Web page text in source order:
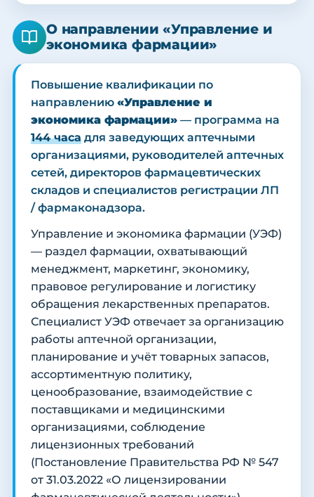
О направлении «Управление и
экономика фармации»
Повышение квалификации по
направлению «Управление и
экономика фармации» — программа на
144 часа для заведующих аптечными
организациями, руководителей аптечных
сетей, директоров фармацевтических
складов и специалистов регистрации ЛП
/ фармаконадзора.
Управление и экономика фармации (УЭФ)
— раздел фармации, охватывающий
менеджмент, маркетинг, экономику,
правовое регулирование и логистику
обращения лекарственных препаратов.
Специалист УЭФ отвечает за организацию
работы аптечной организации,
планирование и учёт товарных запасов,
ассортиментную политику,
ценообразование, взаимодействие с
поставщиками и медицинскими
организациями, соблюдение
лицензионных требований
(Постановление Правительства РФ № 547
от 31.03.2022 «О лицензировании